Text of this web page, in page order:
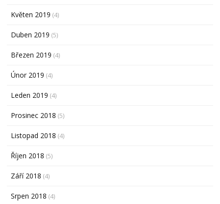
Květen 2019 (4)
Duben 2019 (5)
Březen 2019 (4)
Únor 2019 (4)
Leden 2019 (4)
Prosinec 2018 (5)
Listopad 2018 (4)
Říjen 2018 (5)
Září 2018 (4)
Srpen 2018 (4)